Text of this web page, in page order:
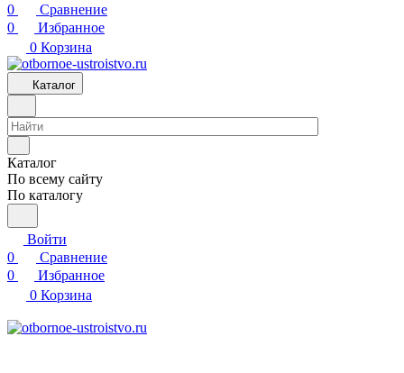
0
Сравнение
0
Избранное
0 Корзина
Каталог
Каталог
По всему сайту
По каталогу
Войти
0
Сравнение
0
Избранное
0 Корзина